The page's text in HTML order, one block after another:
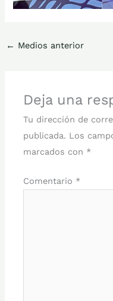
← Medios anterior
Deja una
Tu dirección de
publicada. Los
marcados con *
Comentario *